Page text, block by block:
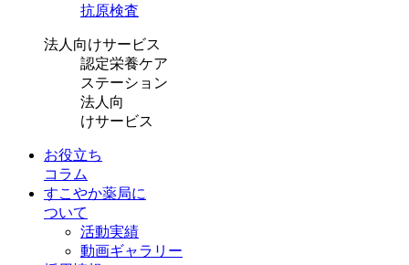
抗原検査
法人向けサービス
認定栄養ケア
ステーション
法人向
けサービス
お役立ち
コラム
すこやか薬局に
ついて
活動実績
動画ギャラリー